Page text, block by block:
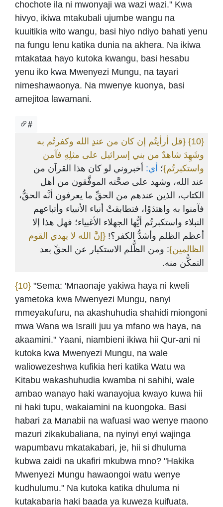
chochote ila ni mwonyaji wa wazi wazi." Kwa
hivyo, ikiwa mtakubali ujumbe wangu na
kuuitikia wito wangu, basi hiyo ndiyo bahati yenu
na fungu lenu katika dunia na akhera. Na ikiwa
mtakataa hayo kutoka kwangu, basi hesabu
yenu iko kwa Mwenyezi Mungu, na tayari
nimeshawaonya. Na mwenye kuonya, basi
amejitoa lawamani.
#
{10}
{قل أرأيتُم إن كان من عندِ الله وكفرتُم به
وشَهِدَ شاهدٌ من بني إسرائيل على مثلِهِ فآمن
واستكبرتُم}؛ أي: أخبروني لو كان هذا القرآن من
عند الله، وشهد على صحَّته الموفَّقون من أهل
الكتاب، الذين عندهم من الحقِّ ما يعرفون أنَّه الحقُّ،
فآمنوا به واهتدَوْا، فتطابقتْ أنباء الأنبياء وأتباعهم
النبلاء واستكبرتُم أيُّها الجهلاء الأغبياء؛ فهل هذا إلا
أعظم الظلم وأشدُّ الكفر؟! {إنَّ الله لا يهدي القوم
الظالمين}: ومن الظُّلم الاستكبار عن الحقِّ بعد
التمكُّن منه.
{10} "Sema: 'Mnaonaje yakiwa haya ni kweli
yametoka kwa Mwenyezi Mungu, nanyi
mmeyakufuru, na akashuhudia shahidi miongoni
mwa Wana wa Israili juu ya mfano wa haya, na
akaamini." Yaani, niambieni ikiwa hii Qur-ani ni
kutoka kwa Mwenyezi Mungu, na wale
waliowezeshwa kufikia heri katika Watu wa
Kitabu wakashuhudia kwamba ni sahihi, wale
ambao wanayo haki wanayojua kwayo kuwa hii
ni haki tupu, wakaiamini na kuongoka. Basi
habari za Manabii na wafuasi wao wenye maono
mazuri zikakubaliana, na nyinyi enyi wajinga
wapumbavu mkatakabari, je, hii si dhuluma
kubwa zaidi na ukafiri mkubwa mno? "Hakika
Mwenyezi Mungu hawaongoi watu wenye
kudhulumu." Na kutoka katika dhuluma ni
kutakabaria haki baada ya kuweza kuifuata.